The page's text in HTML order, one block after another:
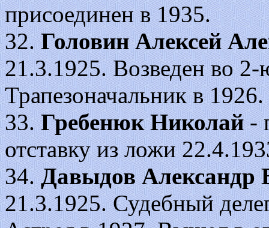
присоединен в 1935.
32.Головин Алексей
21.3.1925. Возведен во
Трапезоначальник в
33.Гребенюк Николай-
отставку из ложи
34.Давыдов Александр
21.3.1925. Судебный